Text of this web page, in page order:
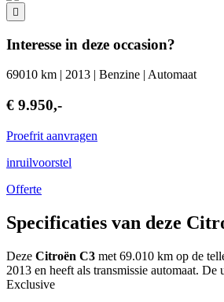
Interesse in deze occasion?
69010 km | 2013 | Benzine | Automaat
€ 9.950,-
Proefrit aanvragen
inruilvoorstel
Offerte
Specificaties van deze
Deze Citroën C3 met 69.010 km op de
2013 en heeft als transmissie automaat.
Exclusive